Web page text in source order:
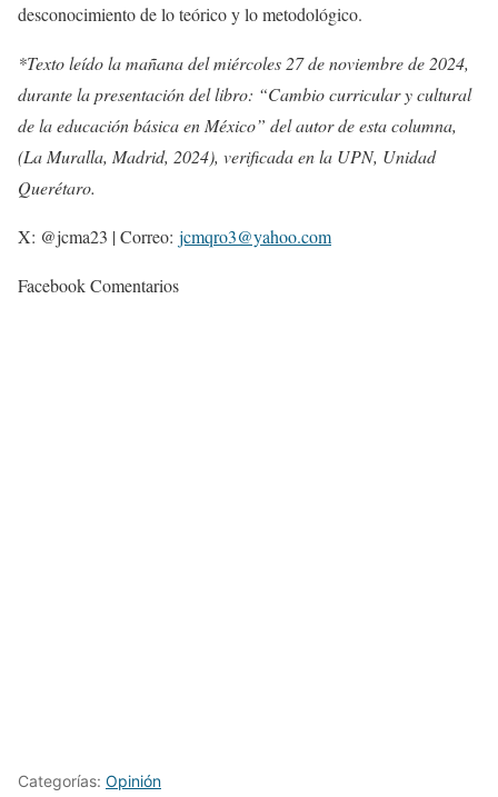
desconocimiento de lo teórico y lo metodológico.
*Texto leído la mañana del miércoles 27 de noviembre de 2024,
durante la presentación del libro: “Cambio curricular y cultural
de la educación básica en México” del autor de esta columna,
(La Muralla, Madrid, 2024), verificada en la UPN, Unidad
Querétaro.
X: @jcma23 | Correo: jcmqro3@yahoo.com
Facebook Comentarios
Categorías: Opinión